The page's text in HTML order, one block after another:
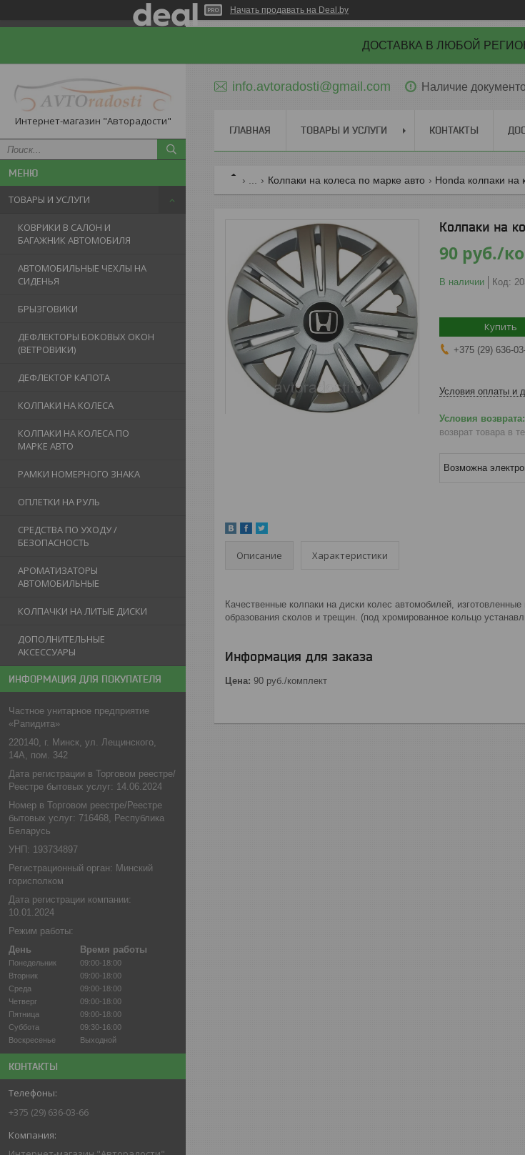
Начать продавать на Deal.by
ДОСТАВКА В ЛЮБОЙ
Интернет-магазин "Авторадости"
ТОВАРЫ И УСЛУГИ
КОВРИКИ В САЛОН И
БАГАЖНИК АВТОМОБИЛЯ
АВТОМОБИЛЬНЫЕ ЧЕХЛЫ НА
СИДЕНЬЯ
БРЫЗГОВИКИ
ДЕФЛЕКТОРЫ БОКОВЫХ ОКОН
(ВЕТРОВИКИ)
ДЕФЛЕКТОР КАПОТА
КОЛПАКИ НА КОЛЕСА
КОЛПАКИ НА КОЛЕСА ПО
МАРКЕ АВТО
РАМКИ НОМЕРНОГО ЗНАКА
ОПЛЕТКИ НА РУЛЬ
СРЕДСТВА ПО УХОДУ /
БЕЗОПАСНОСТЬ
АРОМАТИЗАТОРЫ
АВТОМОБИЛЬНЫЕ
КОЛПАЧКИ НА ЛИТЫЕ ДИСКИ
ДОПОЛНИТЕЛЬНЫЕ
АКСЕССУАРЫ
ИНФОРМАЦИЯ ДЛЯ ПОКУПАТЕЛЯ
Частное унитарное предприятие
«Рапидита»
220140, г. Минск, ул. Лещинского,
14А, пом. 342
Дата регистрации в Торговом реестре/
Реестре бытовых услуг: 14.06.2024
Номер в Торговом реестре/Реестре
бытовых услуг: 716468, Республика
Беларусь
УНП: 193734897
Регистрационный орган: Минский
горисполком
Дата регистрации компании:
10.01.2024
Режим работы:
День
Время работы
Понедельник
09:00-18:00
Вторник
09:00-18:00
Среда
09:00-18:00
Четверг
09:00-18:00
Пятница
09:00-18:00
Суббота
09:30-16:00
Воскресенье
Выходной
КОНТАКТЫ
+375 (29) 636-03-66
info.avtoradosti@gmail.com Наличие
ГЛАВНАЯ ТОВАРЫ И УСЛУГИ КОНТАКТЫ
Колпаки на колеса по марке авто Honda колпаки на
Колпаки на
90 руб./
В наличии Код:
Купить
+375 (29) 636-
Условия оплаты и
возврат товара в
Описание Характеристики
Качественные колпаки на диски колес автомобилей,
образования сколов и трещин. (под хромированное кольцо
Информация для заказа
Цена: 90 руб./комплект